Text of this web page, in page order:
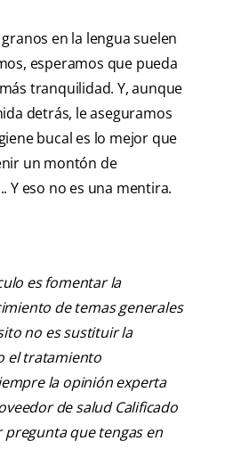
en la lengua suelen
esperamos que pueda
tranquilidad. Y, aunque
detrás, le aseguramos
bucal es lo mejor que
un montón de
Y eso no es una mentira.
es fomentar la
de temas generales
no es sustituir la
el tratamiento
la opinión experta
de salud Calificado
pregunta que tengas en